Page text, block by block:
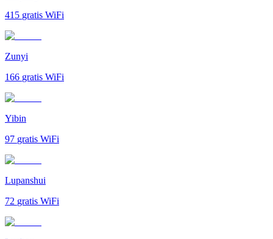
415 gratis WiFi
Zunyi
166 gratis WiFi
Yibin
97 gratis WiFi
Lupanshui
72 gratis WiFi